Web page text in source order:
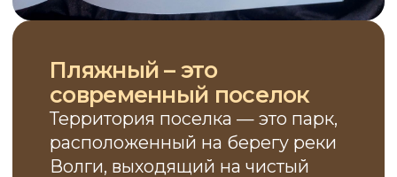
собственников и их гостей)
по территории и набережной,
вдыхать сосновый воздух
и любоваться красивейшими
закатами.